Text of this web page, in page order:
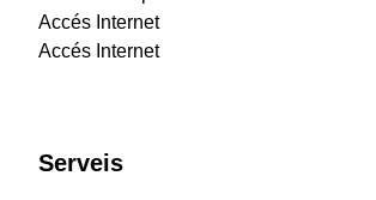
Accés Internet
Accés Internet
Serveis